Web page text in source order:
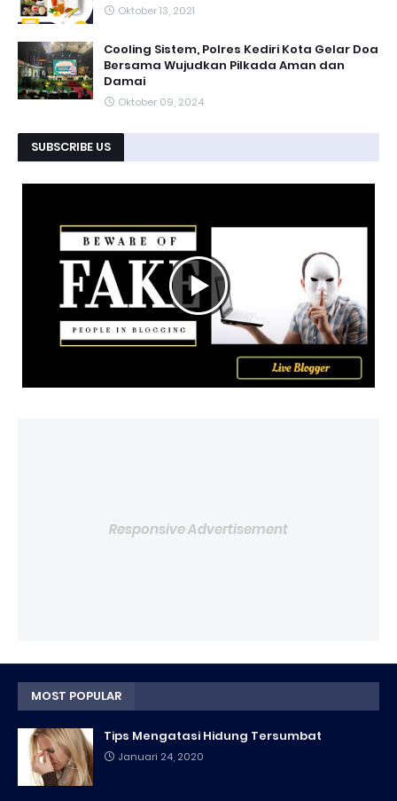
Oktober 13, 2021
Cooling Sistem, Polres Kediri Kota Gelar Doa
Bersama Wujudkan Pilkada Aman dan
Damai
Oktober 09, 2024
SUBSCRIBE US
Responsive Advertisement
MOST POPULAR
Tips Mengatasi Hidung Tersumbat
Januari 24, 2020